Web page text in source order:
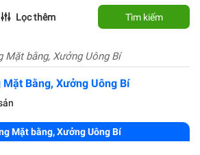
Lọc thêm Tìm kiếm
Mặt bằng, Xưởng Uông Bí
Mặt Bằng, Xưởng Uông Bí
Mặt bằng, Xưởng Uông Bí